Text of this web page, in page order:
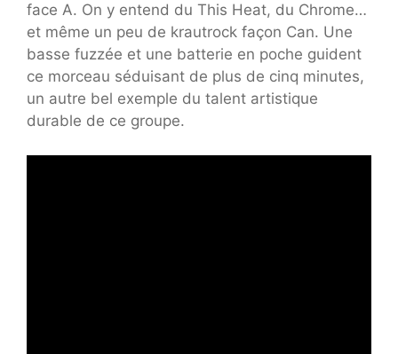
face A. On y entend du This Heat, du Chrome…
et même un peu de krautrock façon Can. Une
basse fuzzée et une batterie en poche guident
ce morceau séduisant de plus de cinq minutes,
un autre bel exemple du talent artistique
durable de ce groupe.